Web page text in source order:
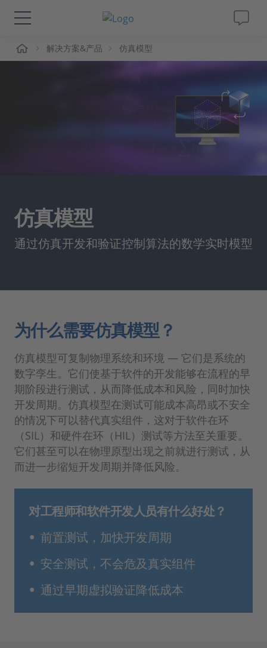
解决方案&产品
人才招聘
解决方案&产品 仿真模型
仿真模型
通过仿真开发和验证控制算法的数学实时模型
为什么需要仿真模型？
仿真模型可复制物理系统和环境 — 它们是系统的
数字孪生。它们使基于软件的开发能够在流程的早
期阶段进行测试，从而降低成本和风险，同时加快
开发周期。仿真模型在测试可能成本高昂或不安全
的情况下可以替代真实组件，这对于软件在环
（SIL）和硬件在环（HIL）测试等方法至关重要。
它们甚至可以在物理原型出现之前就进行测试，从
而进一步缩短开发周期并降低风险。
对工程师和软件开发人员有什么好处？
前置测试，加快开发周期
安全测试，不会危及真实组件
通过早期虚拟验证降低成本